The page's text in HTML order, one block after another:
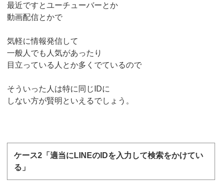
最近ですとユーチューバーとか
動画配信とかで
気軽に情報発信して
一般人でも人気があったり
目立っている人とか多くでているので
そういった人は特に同じIDに
しない方が賢明といえるでしょう。
ケース2「適当にLINEのIDを入力して検索をかけてい
る」